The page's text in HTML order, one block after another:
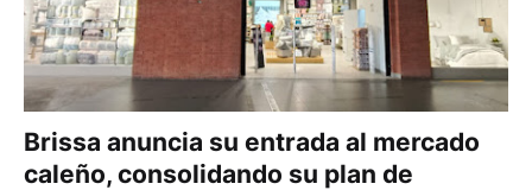
Brissa anuncia su entrada al mercado
caleño, consolidando su plan de